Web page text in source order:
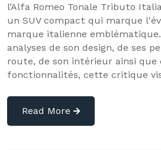
l’Alfa Romeo Tonale Tributo
un SUV compact qui marque
marque italienne
analyses de son design, de ses
route, de son intérieur ainsi
fonctionnalités, cette critique
Read More